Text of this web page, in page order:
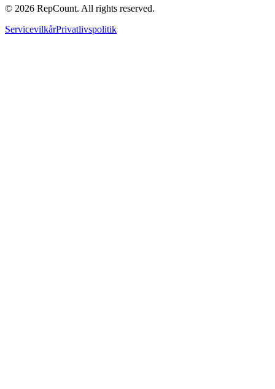
© 2026 RepCount. All rights reserved.
ServicevilkårPrivatlivspolitik